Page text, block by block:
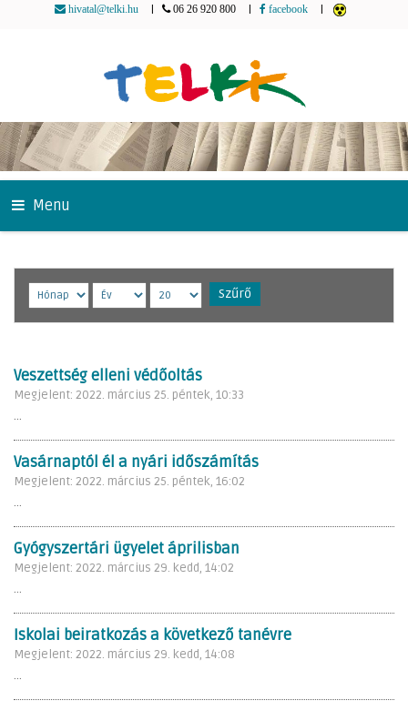
hivatal@telki.hu 06 26 920 800 facebook
Menu
Szűrő
Veszettség elleni védőoltás
Megjelent: 2022. március 25. péntek, 10:33
...
Vasárnaptól él a nyári időszámítás
Megjelent: 2022. március 25. péntek, 16:02
...
Gyógyszertári ügyelet áprilisban
Megjelent: 2022. március 29. kedd, 14:02
...
Iskolai beiratkozás a következő tanévre
Megjelent: 2022. március 29. kedd, 14:08
...